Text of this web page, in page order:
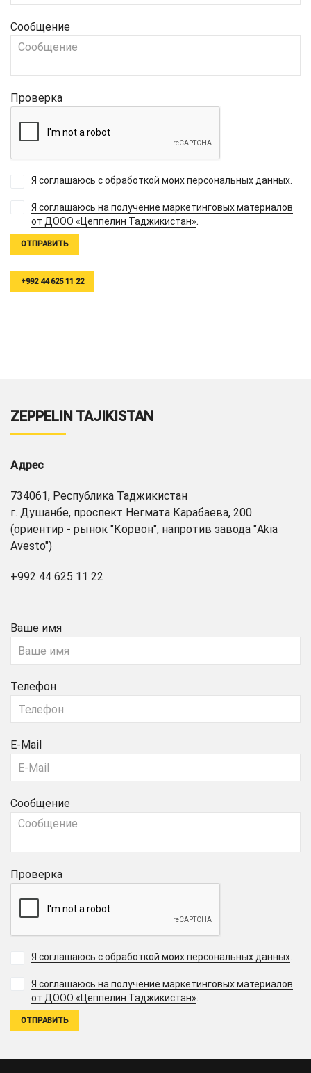
Сообщение
Проверка
Я соглашаюсь с обработкой моих персональных данных
Я соглашаюсь на получение маркетинговых материалов
от ДООО «Цеппелин Таджикистан».
+992 44 625 11 22
ZEPPELIN TAJIKISTAN
Адрес
734061, Республика Таджикистан
г. Душанбе, проспект Негмата Карабаева, 200
(ориентир - рынок "Корвон", напротив завода "Akia
Avesto")
+992 44 625 11 22
Ваше имя
Телефон
E-Mail
Сообщение
Проверка
Я соглашаюсь с обработкой моих персональных данных
Я соглашаюсь на получение маркетинговых материалов
от ДООО «Цеппелин Таджикистан».